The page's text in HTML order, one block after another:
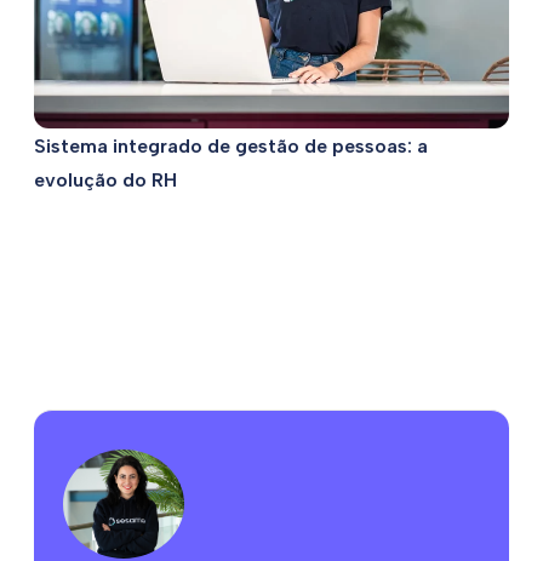
Sistema integrado de gestão de pessoas: a
evolução do RH